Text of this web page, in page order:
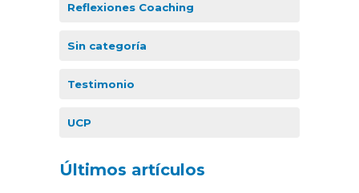
Reflexiones Coaching
Sin categoría
Testimonio
UCP
Últimos artículos